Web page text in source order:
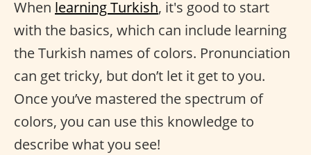
When learning Turkish, it's good to start
with the basics, which can include learning
the Turkish names of colors. Pronunciation
can get tricky, but don’t let it get to you.
Once you’ve mastered the spectrum of
colors, you can use this knowledge to
describe what you see!